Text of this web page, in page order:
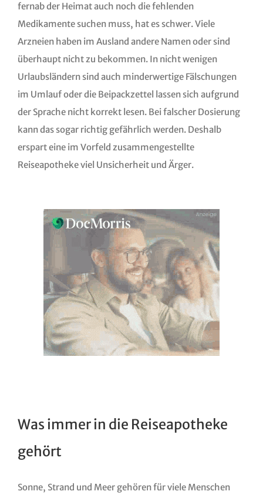
fernab der Heimat auch noch die fehlenden
Medikamente suchen muss, hat es schwer. Viele
Arzneien haben im Ausland andere Namen oder sind
überhaupt nicht zu bekommen. In nicht wenigen
Urlaubsländern sind auch minderwertige Fälschungen
im Umlauf oder die Beipackzettel lassen sich aufgrund
der Sprache nicht korrekt lesen. Bei falscher Dosierung
kann das sogar richtig gefährlich werden. Deshalb
erspart eine im Vorfeld zusammengestellte
Reiseapotheke viel Unsicherheit und Ärger.
Was immer in die Reiseapotheke
gehört
Sonne, Strand und Meer gehören für viele Menschen